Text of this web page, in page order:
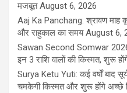
मजबूत August 6, 2026
Aaj Ka Panchang: श्रावण माह
और राहुकाल का समय August 6,
Sawan Second Somwar
इन 3 राशि वालों की किस्मत, शुरू
Surya Ketu Yuti: कई वर्षों बाद
चमकेगी किस्मत और शुरू होंगे अच्छे